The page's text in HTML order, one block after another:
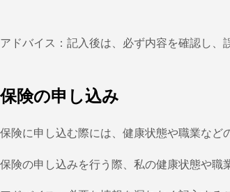
アドバイス：記入後は、必ず内容を確認し、
保険の申し込み
保険に申し込む際には、健康状態や職業な
保険の申し込みを行う際、私の健康状態や